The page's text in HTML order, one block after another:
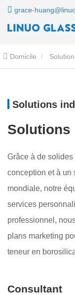
grace-
Domicile
Solutions
Grâce à de
conception et à un
mondiale, notre
services
professionnel,
plans marketing
teneur en
Consultant